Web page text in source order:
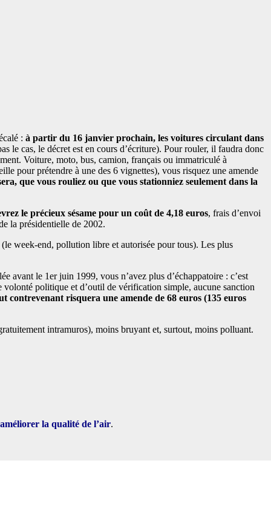
: à partir du 16 janvier prochain, les voitures circulant dans
le cas, le décret est en cours d’écriture). Pour rouler, il faudra donc
Voiture, moto, bus, camion, français ou immatriculé à
pour prétendre à une des 6 vignettes), vous risquez une amende
que vous rouliez ou que vous stationniez seulement dans la
le précieux sésame pour un coût de 4,18 euros, frais d’envoi
la présidentielle de 2002.
(le week-end, pollution libre et autorisée pour tous). Les plus
le 1er juin 1999, vous n’avez plus d’échappatoire : c’est
politique et d’outil de vérification simple, aucune sanction
contrevenant risquera une amende de 68 euros (135 euros
intramuros), moins bruyant et, surtout, moins polluant.
la qualité de l’air.